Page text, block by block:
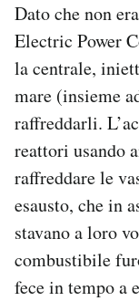
Dato che non
Electric Power
la centrale,
mare (insieme
raffreddarli.
reattori usando
raffreddare le
esausto, che in
stavano a loro
combustibile
fece in tempo a